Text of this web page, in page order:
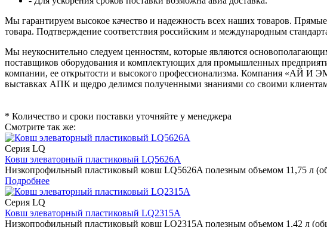
Мы гарантируем высокое качество и надежность всех наших товаров.
товара. Подтверждение соответствия российским и международным
Мы неукоснительно следуем ценностям, которые являются
поставщиков оборудования и комплектующих для промышленных
компании, ее открытости и высокого профессионализма. Компания «АЙ И
выставках АПК и щедро делимся полученными знаниями со своими
* Количество и сроки поставки уточняйте у менеджера
Смотрите так же:
Серия LQ
Ковш элеваторный пластиковый LQ5626A
Низкопрофильный пластиковый ковш LQ5626A полезным объемом 11,75 л
Подробнее
Серия LQ
Ковш элеваторный пластиковый LQ2315A
Низкопрофильный пластиковый ковш LQ2315A полезным объемом 1,42 л